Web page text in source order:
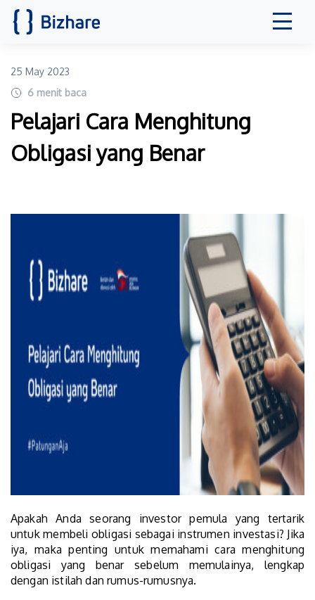
25 May 2023
6 menit baca
Pelajari Cara Menghitung
Obligasi yang Benar
Apakah Anda seorang investor pemula yang tertarik
untuk membeli obligasi sebagai instrumen investasi? Jika
iya, maka penting untuk memahami cara menghitung
obligasi yang benar sebelum memulainya, lengkap
dengan istilah dan rumus-rumusnya.